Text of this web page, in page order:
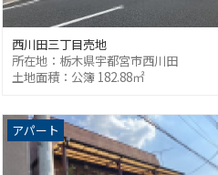
西川田三丁目売地
所在地：栃木県宇都宮市西川田
土地面積：公簿 182.88㎡
アパート